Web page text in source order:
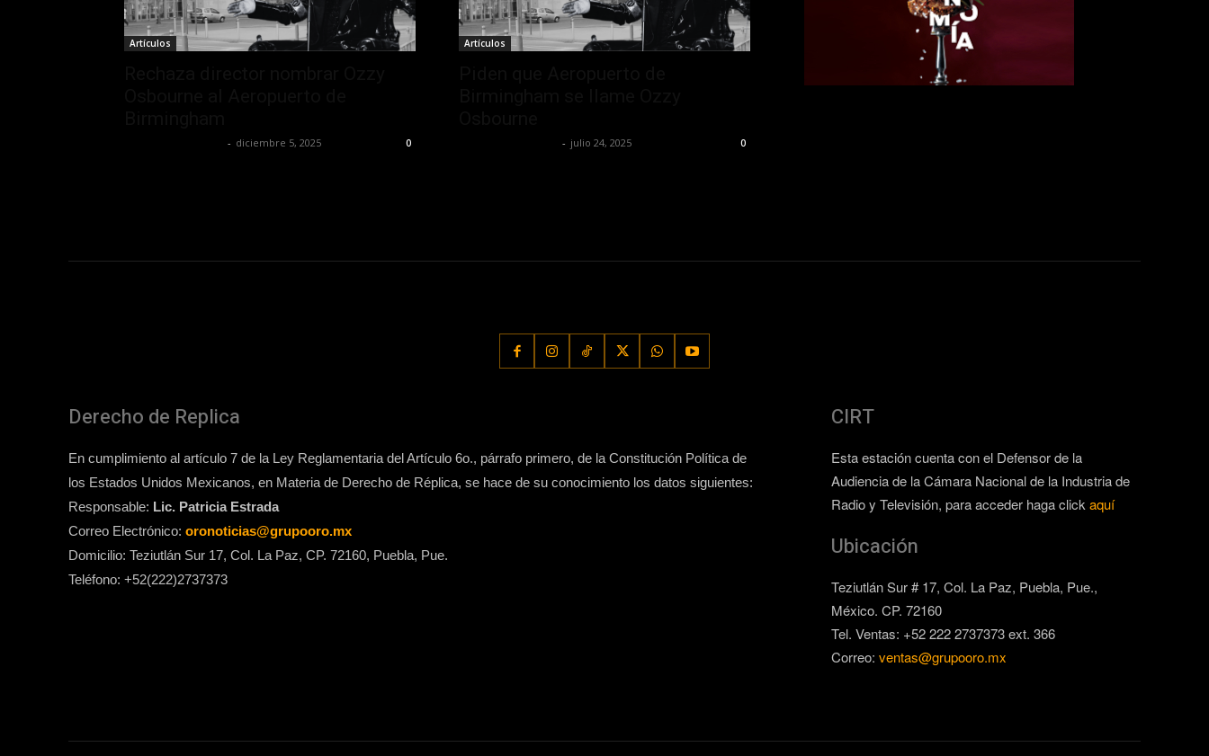
Artículos
- diciembre 5, 2025 0
Artículos
- julio 24, 2025 0
Derecho de Replica
En cumplimiento al artículo 7 de la Ley Reglamentaria del Artículo 6o., párrafo primero, de la Constitución Política de
los Estados Unidos Mexicanos, en Materia de Derecho de Réplica, se hace de su conocimiento los datos siguientes:
Responsable: Lic. Patricia Estrada
Correo Electrónico: oronoticias@grupooro.mx
Domicilio: Teziutlán Sur 17, Col. La Paz, CP. 72160, Puebla, Pue.
Teléfono: +52(222)2737373
CIRT
Esta estación cuenta con el Defensor de la
Audiencia de la Cámara Nacional de la Industria de
Radio y Televisión, para acceder haga clickaquí
Ubicación
Teziutlán Sur # 17, Col. La Paz, Puebla, Pue.,
México. CP. 72160
Tel. Ventas: +52 222 2737373 ext. 366
Correo: ventas@grupooro.mx